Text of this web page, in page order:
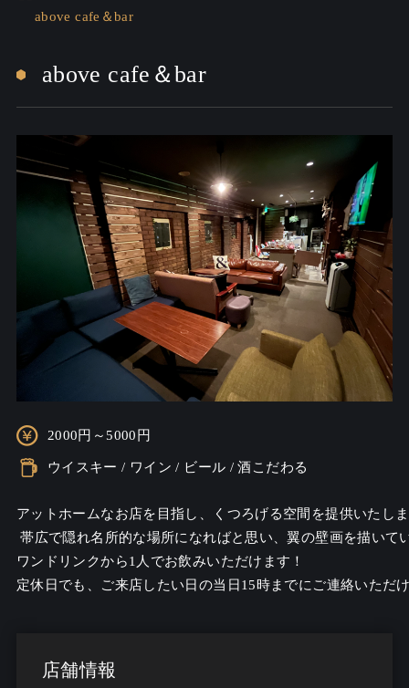
above cafe＆bar
above cafe＆bar
2000円～5000円
ウイスキー / ワイン / ビール / 酒こだわる
アットホームなお店を目指し、くつろげる空間を提供いたし
帯広で隠れ名所的な場所になればと思い、翼の壁画を描い
ワンドリンクから1人でお飲みいただけます！
定休日でも、ご来店したい日の当日15時までにご連絡いただ
店舗情報